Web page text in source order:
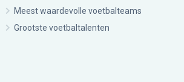
Meest waardevolle voetbalteams
Grootste voetbaltalenten